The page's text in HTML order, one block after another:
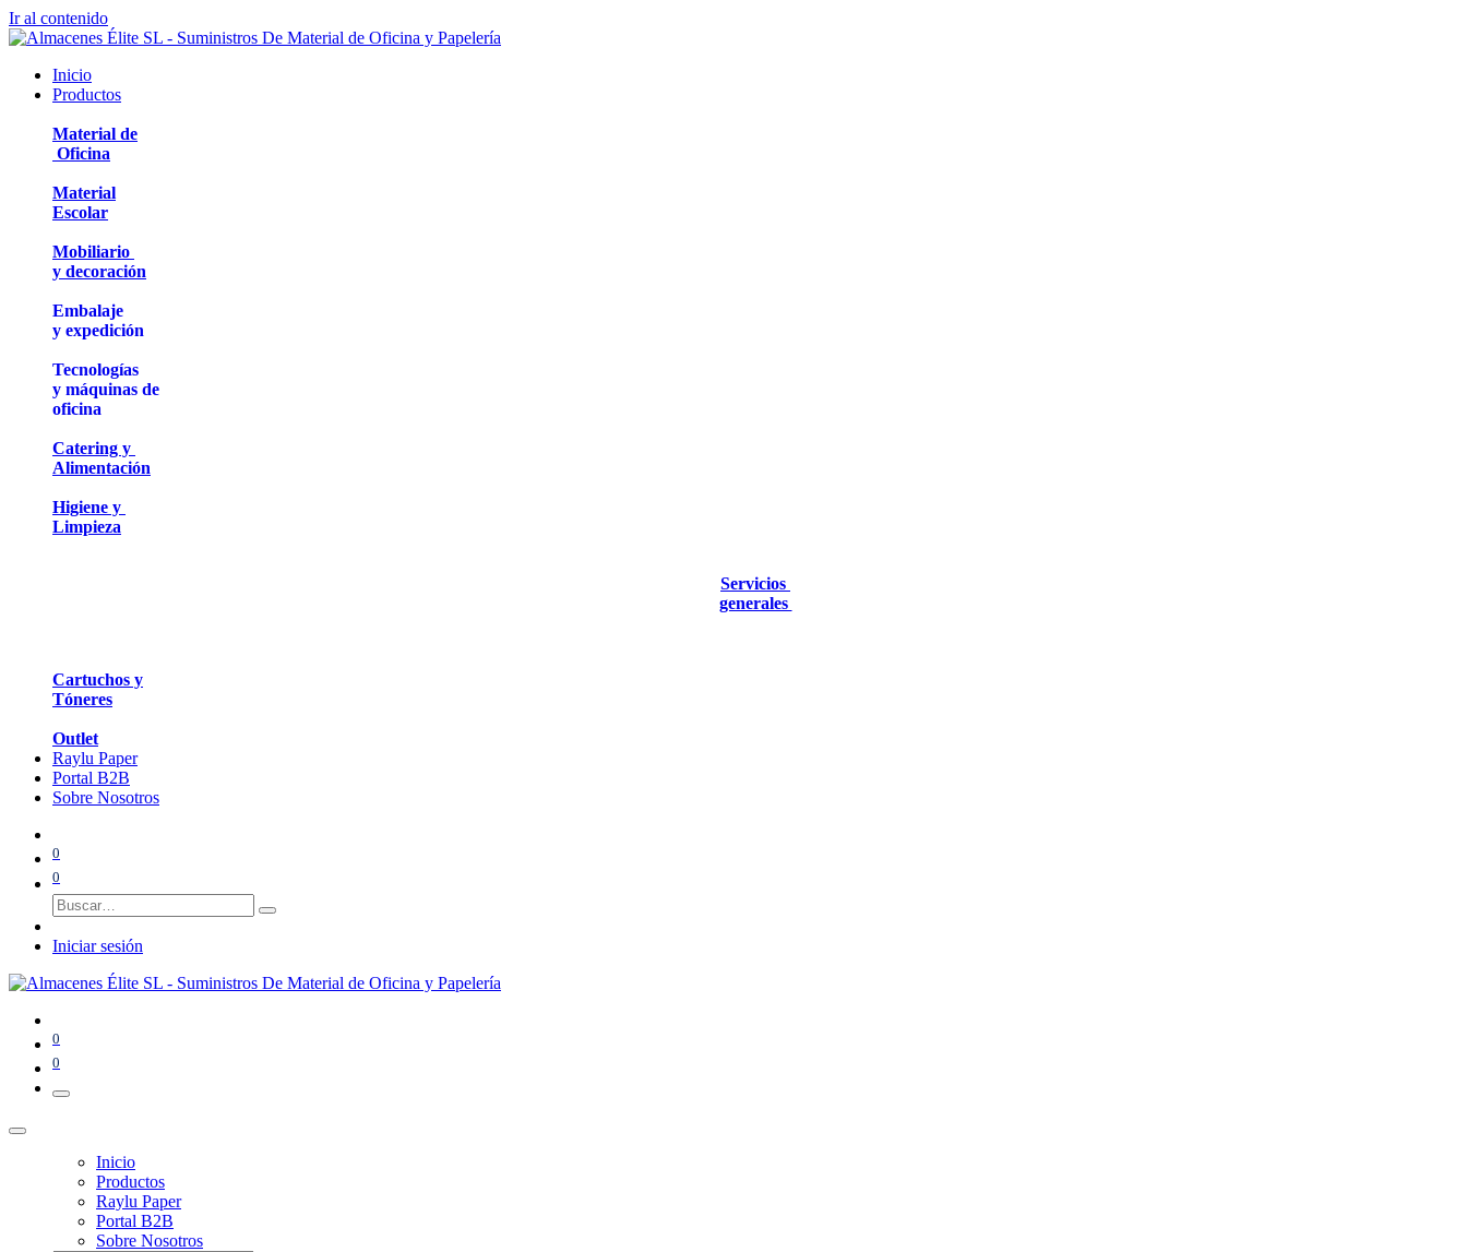
Ir al contenido
Inicio
Productos
Material de
Oficina
Material
Escolar
Mobiliario
y decoración
Embalaje
y expedición
Tecnologías
y máquinas de
oficina
Catering y
Alimentación
Higiene y
Limpieza
Servicios
generales
Cartuchos y
Tóneres
Outlet
Raylu Paper
Portal B2B
Sobre Nosotros
0
0
Iniciar sesión
0
0
Inicio
Productos
Raylu Paper
Portal B2B
Sobre Nosotros